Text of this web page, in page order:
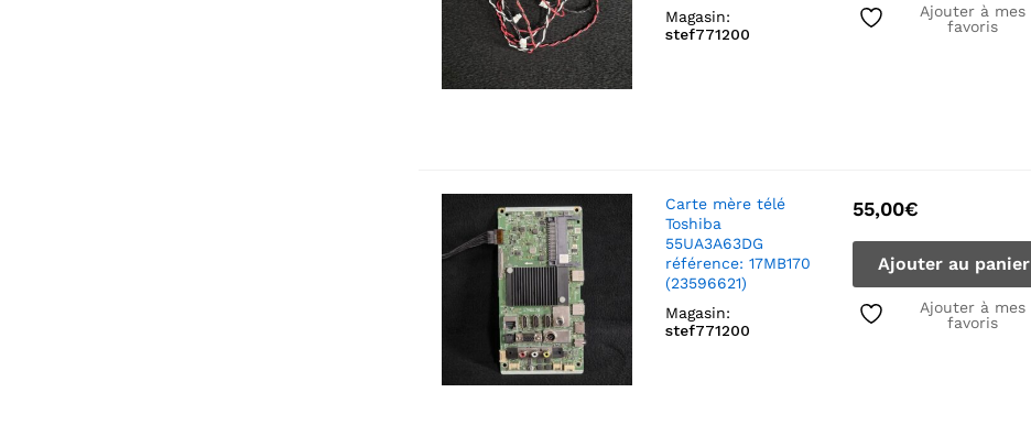
Magasin:
stef771200
Ajouter à mes
favoris
Carte mère télé
Toshiba
55UA3A63DG
référence: 17MB170
(23596621)
Magasin:
stef771200
55,00€
Ajouter au panier
Ajouter à mes
favoris